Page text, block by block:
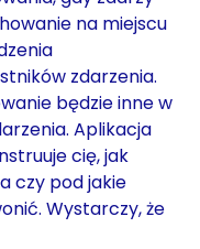
na miejscu
zdarzenia.
będzie inne w
Aplikacja
cię, jak
czy pod jakie
Wystarczy, że